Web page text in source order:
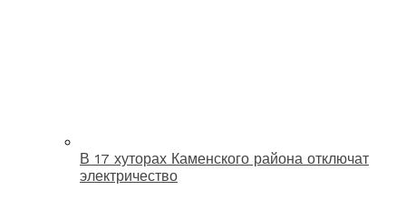
В 17 хуторах Каменского района отключат
электричество